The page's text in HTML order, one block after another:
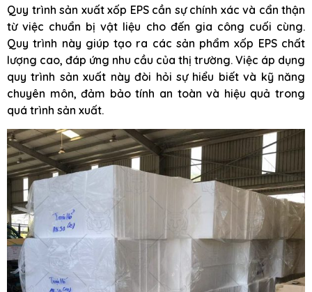
Quy trình sản xuất xốp EPS cần sự chính xác và cẩn thận
từ việc chuẩn bị vật liệu cho đến gia công cuối cùng.
Quy trình này giúp tạo ra các sản phẩm xốp EPS chất
lượng cao, đáp ứng nhu cầu của thị trường. Việc áp dụng
quy trình sản xuất này đòi hỏi sự hiểu biết và kỹ năng
chuyên môn, đảm bảo tính an toàn và hiệu quả trong
quá trình sản xuất.